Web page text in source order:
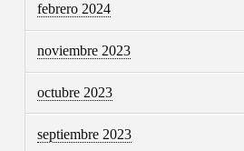
febrero 2024
noviembre 2023
octubre 2023
septiembre 2023